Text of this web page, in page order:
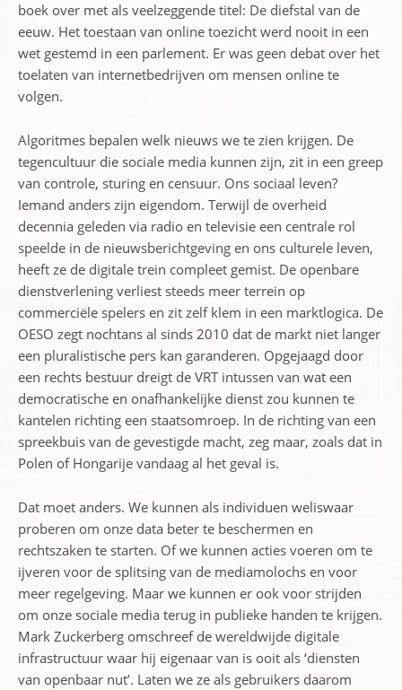
boek over met als veelzeggende titel: De diefstal van de
eeuw. Het toestaan van online toezicht werd nooit in een
wet gestemd in een parlement. Er was geen debat over het
toelaten van internetbedrijven om mensen online te
volgen.
Algoritmes bepalen welk nieuws we te zien krijgen. De
tegencultuur die sociale media kunnen zijn, zit in een greep
van controle, sturing en censuur. Ons sociaal leven?
Iemand anders zijn eigendom. Terwijl de overheid
decennia geleden via radio en televisie een centrale rol
speelde in de nieuwsberichtgeving en ons culturele leven,
heeft ze de digitale trein compleet gemist. De openbare
dienstverlening verliest steeds meer terrein op
commerciële spelers en zit zelf klem in een marktlogica. De
OESO zegt nochtans al sinds 2010 dat de markt niet langer
een pluralistische pers kan garanderen. Opgejaagd door
een rechts bestuur dreigt de VRT intussen van wat een
democratische en onafhankelijke dienst zou kunnen te
kantelen richting een staatsomroep. In de richting van een
spreekbuis van de gevestigde macht, zeg maar, zoals dat in
Polen of Hongarije vandaag al het geval is.
Dat moet anders. We kunnen als individuen weliswaar
proberen om onze data beter te beschermen en
rechtszaken te starten. Of we kunnen acties voeren om te
ijveren voor de splitsing van de mediamolochs en voor
meer regelgeving. Maar we kunnen er ook voor strijden
om onze sociale media terug in publieke handen te krijgen.
Mark Zuckerberg omschreef de wereldwijde digitale
infrastructuur waar hij eigenaar van is ooit als ‘diensten
van openbaar nut’. Laten we ze als gebruikers daarom